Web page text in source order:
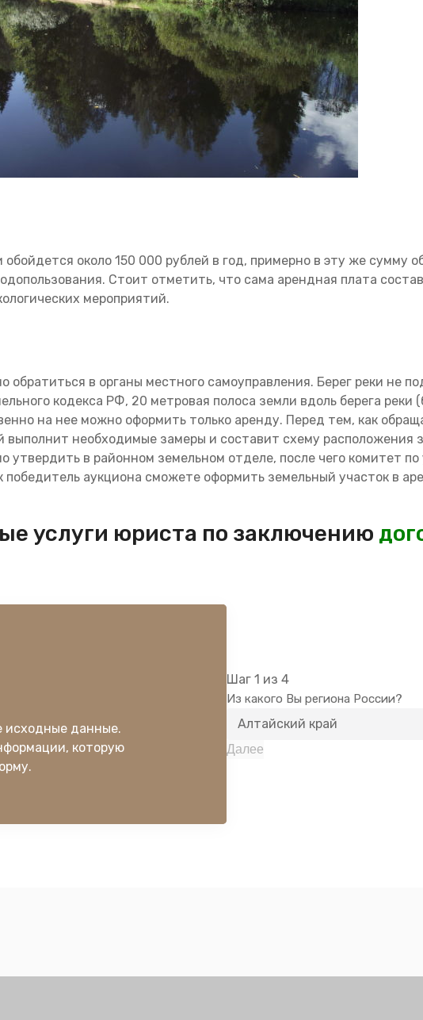
около 150 000 рублей в год, примерно в эту же сумму
Стоит отметить, что сама арендная плата
мероприятий.
обратиться в органы местного самоуправления. Берег реки не
кодекса РФ, 20 метровая полоса земли вдоль берега реки
на нее можно оформить только аренду. Перед тем, как
необходимые замеры и составит схему расположения
утвердить в районном земельном отделе, после чего комитет
аукциона сможете оформить земельный участок в
услуги юриста по заключению
исходные данные.
которую
Шаг1 из 4
Из какого Вы региона России?
Далее